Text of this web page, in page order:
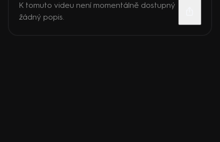
K tomuto videu není momentálně dostupný
žádný popis.